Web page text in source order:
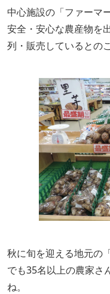
中心施設の「ファーマ
安全・安心な農産物を
列・販売しているとのこ
秋に旬を迎える地元の
でも35名以上の農家さ
ね。